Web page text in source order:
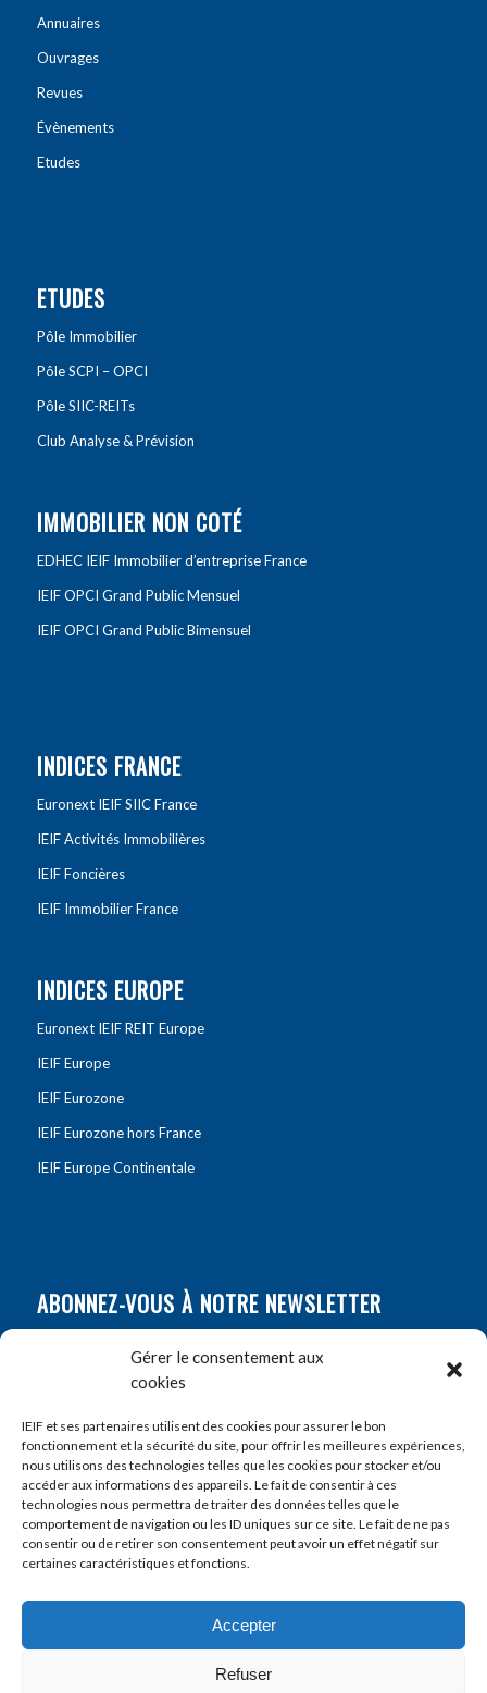
Gérer le consentement aux
cookies
IEIF et ses partenaires utilisent des cookies pour assurer le bon
fonctionnement et la sécurité du site, pour offrir les meilleures expériences,
nous utilisons des technologies telles que les cookies pour stocker et/ou
accéder aux informations des appareils. Le fait de consentir à ces
technologies nous permettra de traiter des données telles que le
comportement de navigation ou les ID uniques sur ce site. Le fait de ne pas
consentir ou de retirer son consentement peut avoir un effet négatif sur
certaines caractéristiques et fonctions.
Accepter
Refuser
Annuaires
Ouvrages
Revues
Évènements
Etudes
ETUDES
Pôle Immobilier
Pôle SCPI – OPCI
Pôle SIIC-REITs
Club Analyse & Prévision
IMMOBILIER NON COTÉ
EDHEC IEIF Immobilier d’entreprise France
IEIF OPCI Grand Public Mensuel
IEIF OPCI Grand Public Bimensuel
INDICES FRANCE
Euronext IEIF SIIC France
IEIF Activités Immobilières
IEIF Foncières
IEIF Immobilier France
INDICES EUROPE
Euronext IEIF REIT Europe
IEIF Europe
IEIF Eurozone
IEIF Eurozone hors France
IEIF Europe Continentale
ABONNEZ-VOUS À NOTRE NEWSLETTER
Prénom*
E-mail*